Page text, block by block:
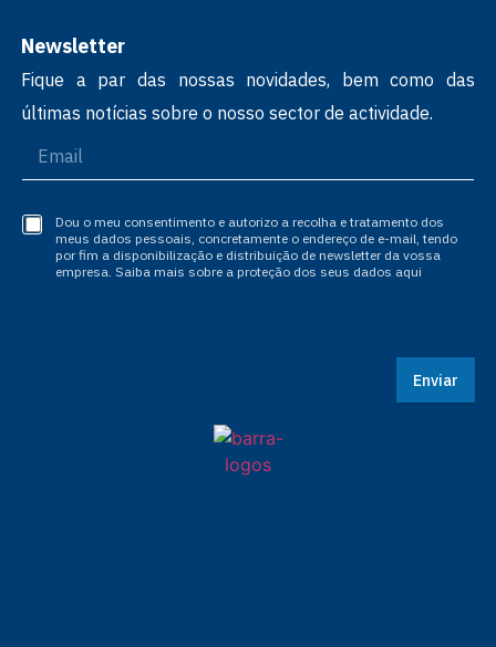
Newsletter
Fique a par das nossas novidades, bem como das
últimas notícias sobre o nosso sector de actividade.
Dou o meu consentimento e autorizo a recolha e tratamento dos
meus dados pessoais, concretamente o endereço de e-mail, tendo
por fim a disponibilização e distribuição de newsletter da vossa
empresa. Saiba mais sobre a proteção dos seus dados aqui
Enviar